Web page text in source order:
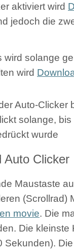
aktiviert wird
jedoch die
wird solange
wird
Auto-Clicker
solange, bis
wurde
Maustaste
(Scrollrad)
movie. Die
Die kleinste
Sekunden).